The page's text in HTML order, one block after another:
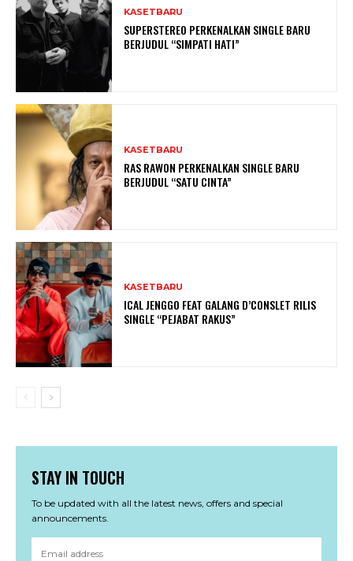
KASETBARU
SUPERSTEREO PERKENALKAN SINGLE BARU
BERJUDUL “SIMPATI HATI”
KASETBARU
RAS RAWON PERKENALKAN SINGLE BARU
BERJUDUL “SATU CINTA”
KASETBARU
ICAL JENGGO FEAT GALANG D’CONSLET RILIS
SINGLE “PEJABAT RAKUS”
STAY IN TOUCH
To be updated with all the latest news, offers and special
announcements.